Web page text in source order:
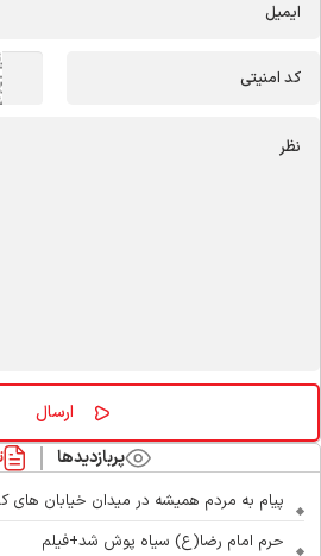
پربازدیدها
پیام به مردم همیشه در میدان خیابان های
حرم امام رضا(ع) سیاه پوش شد+فیلم